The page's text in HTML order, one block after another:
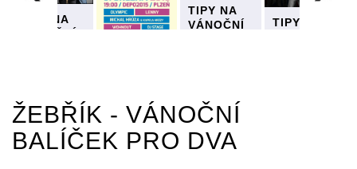
TIPY NA
nadělí
lístky na
Žebřík,
Iron
HUDEBNÍ
DÁRKY
(I.):
Ježíšek
TIPY NA
VÁNOČNÍ
lístky na
Žebřík,
Iron
TIPY NA
ŽEBŘÍK - VÁNOČNÍ
BALÍČEK PRO DVA